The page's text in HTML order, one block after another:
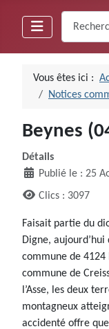
Vous êtes ici :
Notices
Beynes
Détails
Publié le : 25
Clics : 3097
Faisait partie du
Digne,
commune de
commune de
l’Asse, les deux
montagneux
accidenté offre